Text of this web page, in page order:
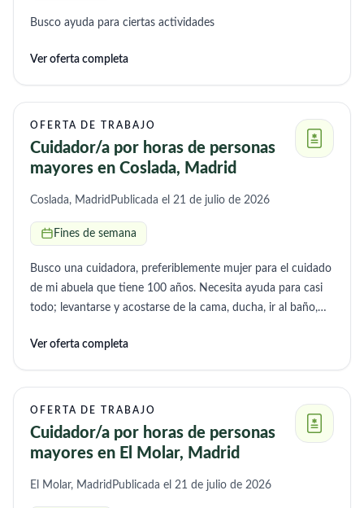
Busco ayuda para ciertas actividades
Ver oferta completa
OFERTA DE TRABAJO
Cuidador/a por horas de personas
mayores en Coslada, Madrid
Coslada, Madrid Publicada el 21 de julio de 2026
Fines de semana
Busco una cuidadora, preferiblemente mujer para el cuidado
de mi abuela que tiene 100 años. Necesita ayuda para casi
todo; levantarse y acostarse de la cama, ducha, ir al baño,
semana, 3 horas por la mañana y 2 por la tarde. El resto del
mujer que viva por Coslada o cerca, esta interesada me
puede llamar a mí, que soy su nieta. Muchas gracias
Ver oferta completa
OFERTA DE TRABAJO
Cuidador/a por horas de personas
mayores en El Molar, Madrid
El Molar, Madrid Publicada el 21 de julio de 2026